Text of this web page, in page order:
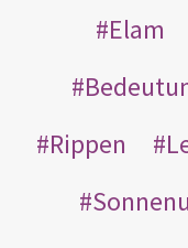
Elam
Rippen